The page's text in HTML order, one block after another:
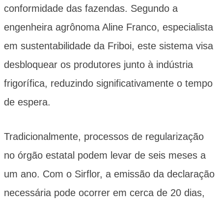
conformidade das fazendas. Segundo a
engenheira agrônoma Aline Franco, especialista
em sustentabilidade da Friboi, este sistema visa
desbloquear os produtores junto à indústria
frigorífica, reduzindo significativamente o tempo
de espera.
Tradicionalmente, processos de regularização
no órgão estatal podem levar de seis meses a
um ano. Com o Sirflor, a emissão da declaração
necessária pode ocorrer em cerca de 20 dias,